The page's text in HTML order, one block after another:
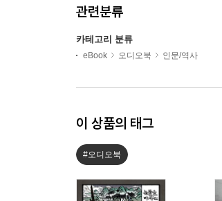
관련분류
카테고리 분류
eBook 오디오북 인문/역사
이 상품의 태그
#오디오북